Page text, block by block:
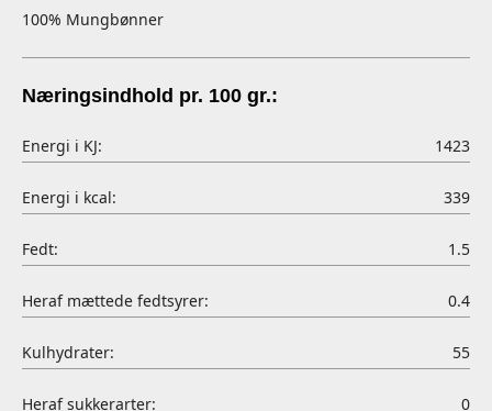
100% Mungbønner
Næringsindhold pr. 100 gr.:
Energi i KJ: 1423
Energi i kcal: 339
Fedt: 1.5
Heraf mættede fedtsyrer: 0.4
Kulhydrater: 55
Heraf sukkerarter: 0